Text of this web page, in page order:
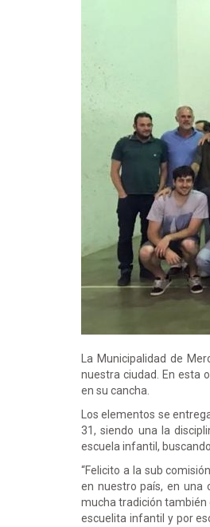
La Municipalidad de
nuestra ciudad. En esta
en su cancha.
Los elementos se
31, siendo una la
escuela infantil,
“Felicito a la sub
en nuestro país, en una
mucha tradición también
escuelita infantil y por